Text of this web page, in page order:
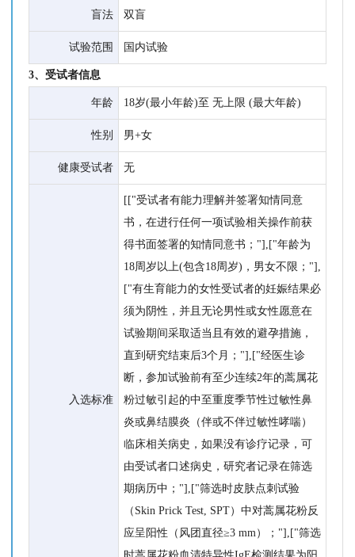
盲法 双盲
试验范围 国内试验
3、受试者信息
年龄 18岁(最小年龄)至 无上限 (最大年龄)
性别 男+女
健康受试者 无
入选标准
[["受试者有能力理解并签署知情同意
书，在进行任何一项试验相关操作前获
得书面签署的知情同意书；"],["年龄为
18周岁以上(包含18周岁)，男女不限；"],
["有生育能力的女性受试者的妊娠结果必
须为阴性，并且无论男性或女性愿意在
试验期间采取适当且有效的避孕措施，
直到研究结束后3个月；"],["经医生诊
断，参加试验前有至少连续2年的蒿属花
粉过敏引起的中至重度季节性过敏性鼻
炎或鼻结膜炎（伴或不伴过敏性哮喘）
临床相关病史，如果没有诊疗记录，可
由受试者口述病史，研究者记录在筛选
期病历中；"],["筛选时皮肤点刺试验
（Skin Prick Test, SPT）中对蒿属花粉反
应呈阳性（风团直径≥3 mm）；"],["筛选